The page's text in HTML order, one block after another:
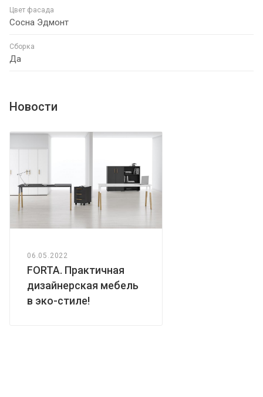
Цвет фасада
Сосна Эдмонт
Сборка
Да
Новости
06.05.2022
FORTA. Практичная
дизайнерская мебель
в эко-стиле!